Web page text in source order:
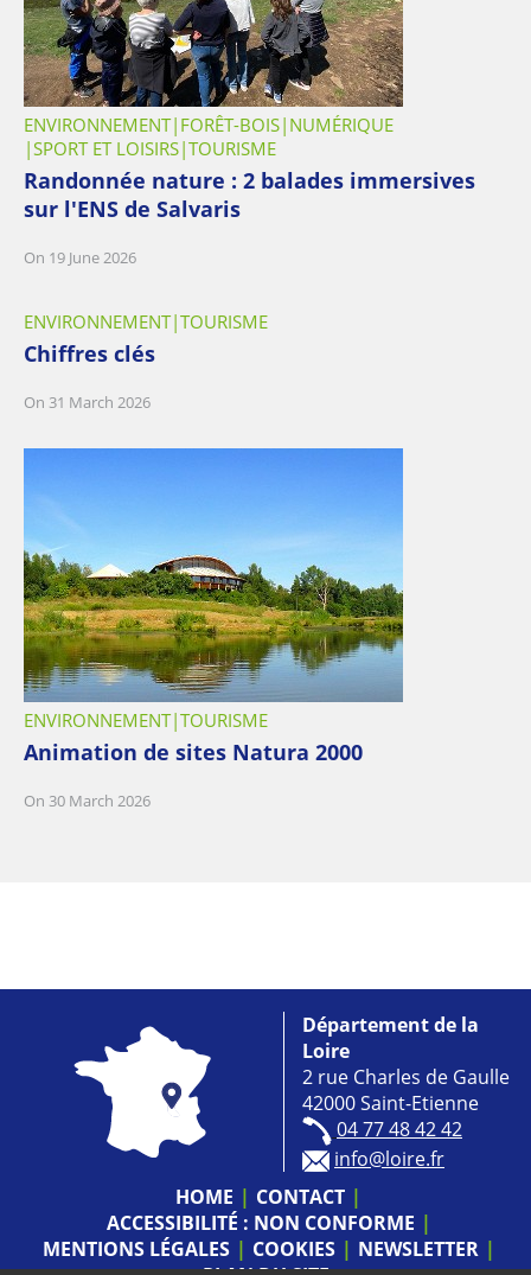
ENVIRONNEMENT FORÊT-BOIS NUMÉRIQUE
SPORT ET LOISIRS TOURISME
Randonnée nature : 2 balades immersives
sur l'ENS de Salvaris
On 19 June 2026
ENVIRONNEMENT TOURISME
Chiffres clés
On 31 March 2026
ENVIRONNEMENT TOURISME
Animation de sites Natura 2000
On 30 March 2026
Département de la
Loire
2 rue Charles de Gaulle
42000 Saint-Etienne
04 77 48 42 42
info@loire.fr
HOME
CONTACT
ACCESSIBILITÉ : NON CONFORME
MENTIONS LÉGALES
COOKIES
NEWSLETTER